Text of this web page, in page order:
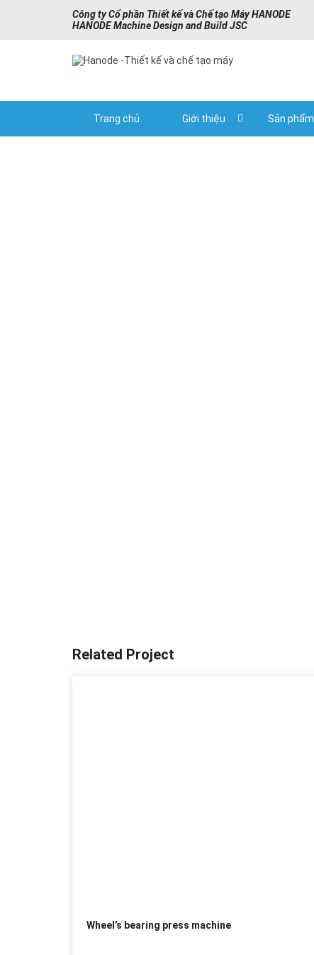
Công ty Cổ phần Thiết kế và Chế tạo Máy HANODE
HANODE Machine Design and Build JSC
Trang chủ Giới thiệu Sản phẩm
Related Project
Wheel’s bearing press machine